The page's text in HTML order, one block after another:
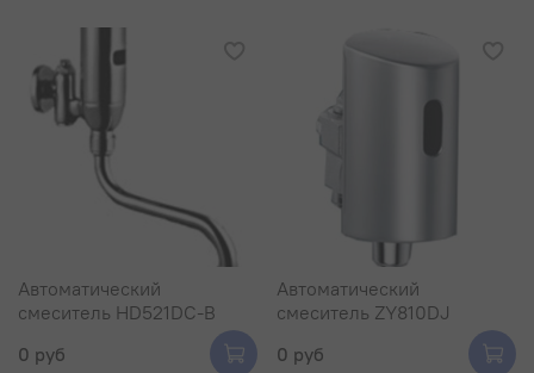
Автоматический
смеситель HD521DC-B
0 руб
Автоматический
смеситель ZY810DJ
0 руб